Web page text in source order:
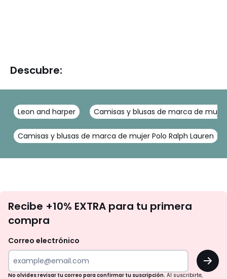
Descubre:
Leon and harper Camisas y blusas de marca de mujer
Camisas y blusas de marca de mujer Polo Ralph Lauren
te
tu
Recibe +10% EXTRA para tu primera
compra
Correo electrónico
OK
No olvides revisar tu correo para confirmar tu suscripción. Al suscribirte,